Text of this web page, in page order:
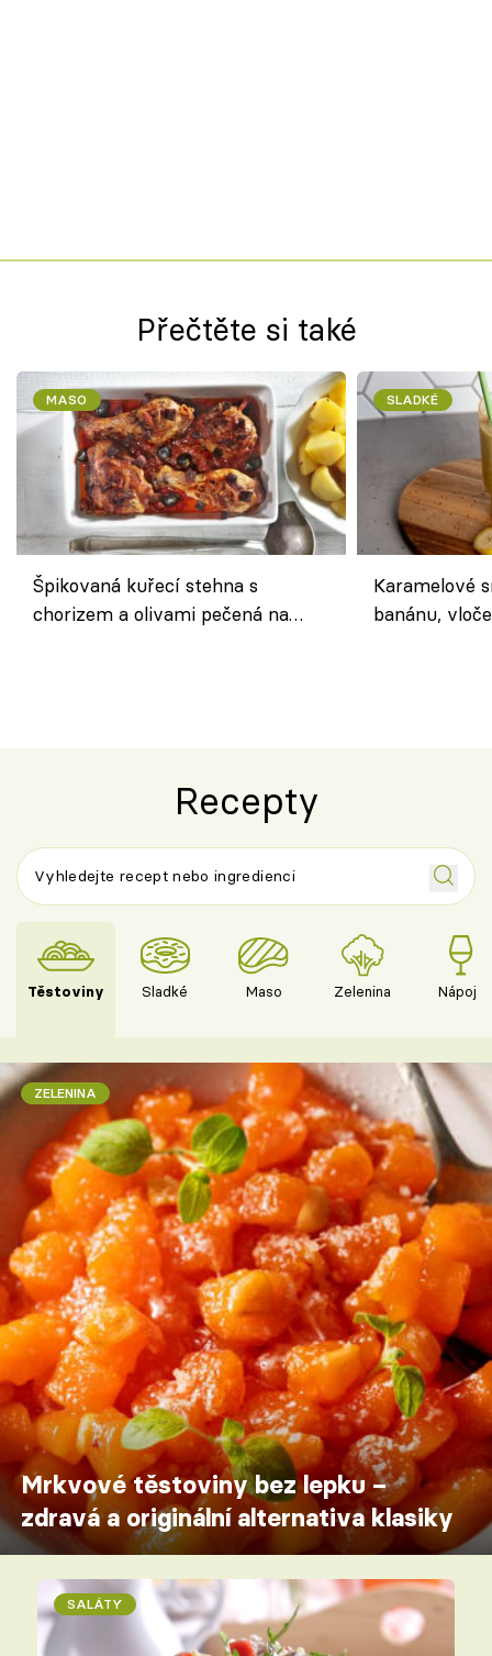
Přečtěte si také
MASO
Špikovaná kuřecí stehna s
chorizem a olivami pečená na
SLADKÉ
Karamelové
banánu,
Recepty
Těstoviny Sladké Maso Zelenina Nápoje
ZELENINA
Mrkvové těstoviny bez lepku –
zdravá a originální alternativa klasiky
SALÁTY